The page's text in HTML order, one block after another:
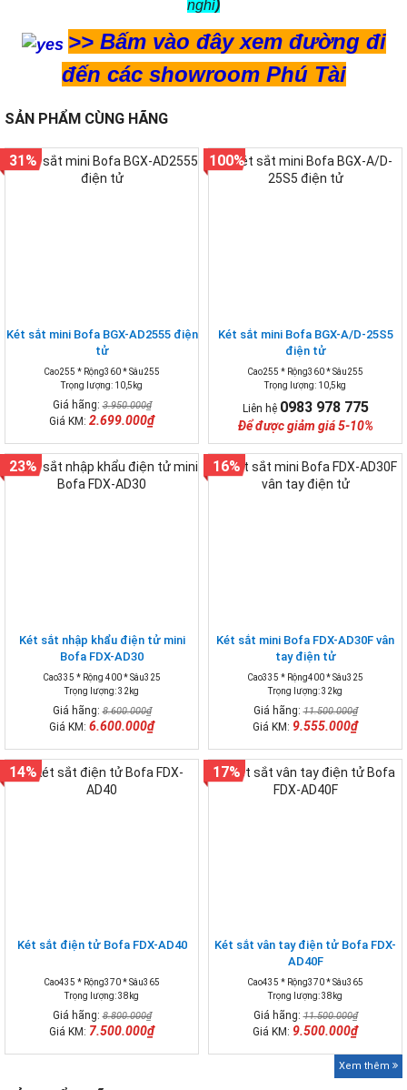
nghỉ)
>> Bấm vào đây xem đường đi
đến các showroom Phú Tài
SẢN PHẨM CÙNG HÃNG
Két sắt mini Bofa BGX-AD2555 điện
tử
Cao255 * Rộng360 * Sâu255
Trọng lượng: 10,5kg
Giá hãng:3.950.000₫
Giá KM: 2.699.000₫
31%
Két sắt mini Bofa BGX-A/D-25S5
điện tử
Cao255 * Rộng360 * Sâu255
Trọng lượng: 10,5kg
Liên hệ 0983 978 775
Để được giảm giá 5-10%
100%
Két sắt nhập khẩu điện tử mini
Bofa FDX-AD30
Cao335 * Rộng 400 * Sâu325
Trọng lượng: 32kg
Giá hãng:8.600.000₫
Giá KM: 6.600.000₫
23%
Két sắt mini Bofa FDX-AD30F vân
tay điện tử
Cao335 * Rộng400 * Sâu325
Trọng lượng: 32kg
Giá hãng:11.500.000₫
Giá KM: 9.555.000₫
16%
Két sắt điện tử Bofa FDX-AD40
Cao435 * Rộng370 * Sâu365
Trọng lượng: 38kg
Giá hãng:8.800.000₫
Giá KM: 7.500.000₫
14%
Két sắt vân tay điện tử Bofa FDX-
AD40F
Cao435 * Rộng370 * Sâu365
Trọng lượng: 38kg
Giá hãng:11.500.000₫
Giá KM: 9.500.000₫
17%
Xem thêm